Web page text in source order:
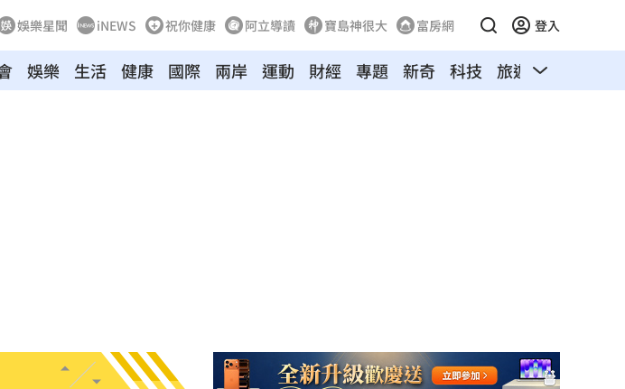
娛樂星聞 iNEWS 祝你健康 阿立導讀 寶島神很大 富房網 登入
娛樂 生活 健康 國際 兩岸 運動 財經 專題 新奇 科技 旅遊 汽車